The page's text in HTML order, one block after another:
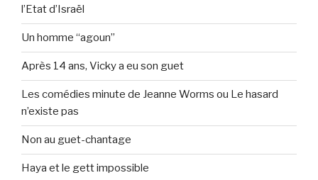
l’Etat d’Israël
Un homme “agoun”
Après 14 ans, Vicky a eu son guet
Les comédies minute de Jeanne Worms ou Le hasard
n’existe pas
Non au guet-chantage
Haya et le gett impossible